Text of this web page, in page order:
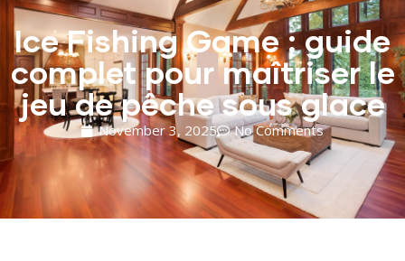
Ice Fishing Game : guide
complet pour maîtriser le
jeu de pêche sous glace
November 3, 2025 No Comments